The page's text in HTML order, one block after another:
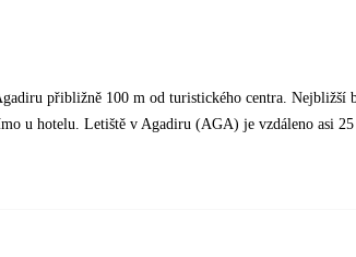
přibližně 100 m od turistického centra. Nejbližší
u hotelu. Letiště v Agadiru (AGA) je vzdáleno asi